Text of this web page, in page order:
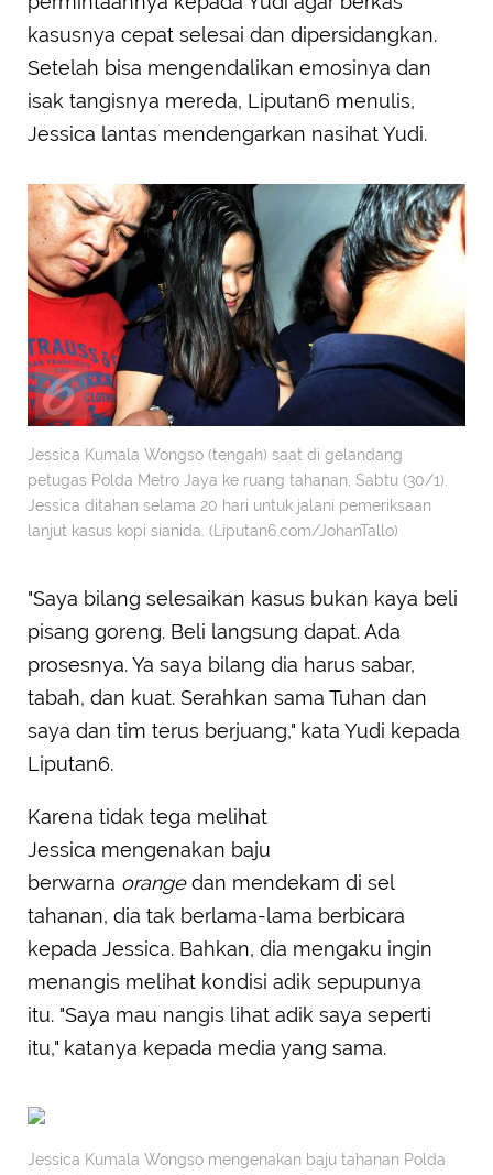
kasusnya cepat selesai dan dipersidangkan.
Setelah bisa mengendalikan emosinya dan
isak tangisnya mereda, Liputan6 menulis,
Jessica lantas mendengarkan nasihat Yudi.
Jessica Kumala Wongso (tengah) saat di gelandang
petugas Polda Metro Jaya ke ruang tahanan, Sabtu (30/1).
Jessica ditahan selama 20 hari untuk jalani pemeriksaan
lanjut kasus kopi sianida. (Liputan6.com/JohanTallo)
"Saya bilang selesaikan kasus bukan kaya beli
pisang goreng. Beli langsung dapat. Ada
prosesnya. Ya saya bilang dia harus sabar,
tabah, dan kuat. Serahkan sama Tuhan dan
saya dan tim terus berjuang," kata Yudi kepada
Liputan6.
Karena tidak tega melihat
Jessica mengenakan baju
berwarna orangedan mendekam di sel
tahanan, dia tak berlama-lama berbicara
kepada Jessica. Bahkan, dia mengaku ingin
menangis melihat kondisi adik sepupunya
itu. "Saya mau nangis lihat adik saya seperti
itu," katanya kepada media yang sama.
Jessica Kumala Wongso mengenakan baju tahanan Polda